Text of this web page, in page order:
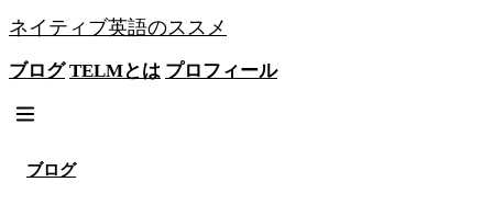
ネイティブ英語のススメ
ブログ TELMとは プロフィール
ブログ